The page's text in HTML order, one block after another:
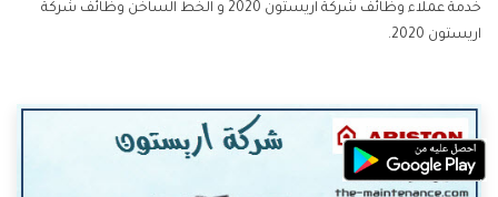
خدمة عملاء وظائف شركة اريستون 2020 و الخط الساخن وظائف شركة
اريستون 2020.